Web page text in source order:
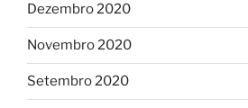
Dezembro 2020
Novembro 2020
Setembro 2020